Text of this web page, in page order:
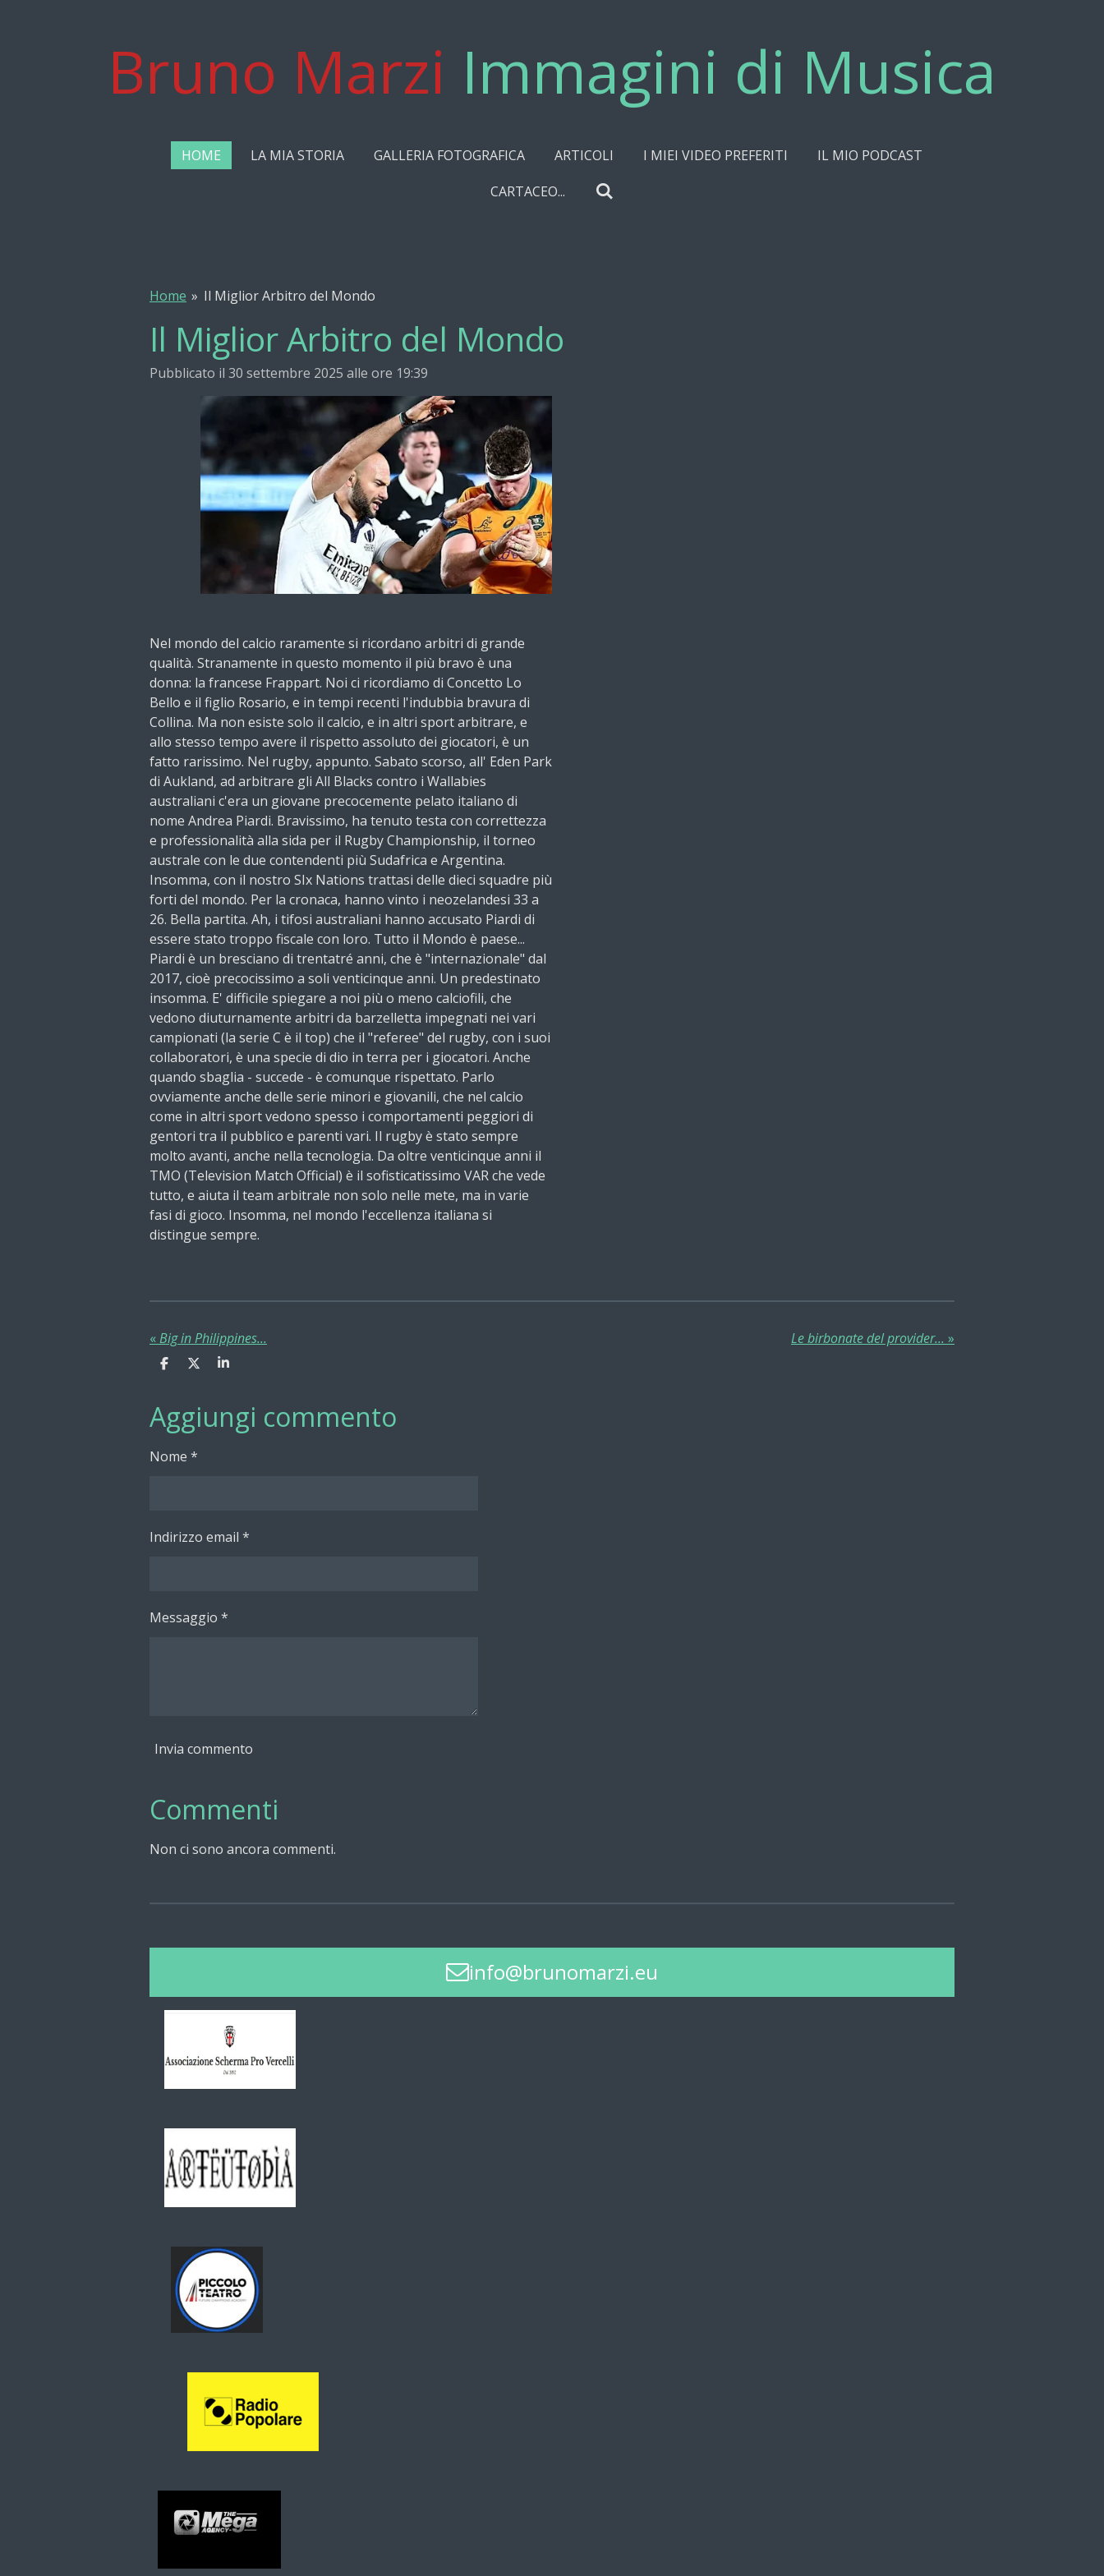
Bruno Marzi Immagini di Musica
HOME LA MIA STORIA GALLERIA FOTOGRAFICA ARTICOLI I MIEI VIDEO PREFERITI
IL MIO PODCAST
CARTACEO...
Home » Il Miglior Arbitro del Mondo
Il Miglior Arbitro del Mondo
Pubblicato il 30 settembre 2025 alle ore 19:39
Nel mondo del calcio raramente si ricordano arbitri di grande
qualità. Stranamente in questo momento il più bravo è una
donna: la francese Frappart. Noi ci ricordiamo di Concetto Lo
Bello e il figlio Rosario, e in tempi recenti l'indubbia bravura di
Collina. Ma non esiste solo il calcio, e in altri sport arbitrare, e
allo stesso tempo avere il rispetto assoluto dei giocatori, è un
fatto rarissimo. Nel rugby, appunto. Sabato scorso, all' Eden Park
di Aukland, ad arbitrare gli All Blacks contro i Wallabies
australiani c'era un giovane precocemente pelato italiano di
nome Andrea Piardi. Bravissimo, ha tenuto testa con correttezza
e professionalità alla sida per il Rugby Championship, il torneo
australe con le due contendenti più Sudafrica e Argentina.
Insomma, con il nostro SIx Nations trattasi delle dieci squadre più
forti del mondo. Per la cronaca, hanno vinto i neozelandesi 33 a
26. Bella partita. Ah, i tifosi australiani hanno accusato Piardi di
essere stato troppo fiscale con loro. Tutto il Mondo è paese...
Piardi è un bresciano di trentatré anni, che è "internazionale" dal
2017, cioè precocissimo a soli venticinque anni. Un predestinato
insomma. E' difficile spiegare a noi più o meno calciofili, che
vedono diuturnamente arbitri da barzelletta impegnati nei vari
campionati (la serie C è il top) che il "referee" del rugby, con i suoi
collaboratori, è una specie di dio in terra per i giocatori. Anche
quando sbaglia - succede - è comunque rispettato. Parlo
ovviamente anche delle serie minori e giovanili, che nel calcio
come in altri sport vedono spesso i comportamenti peggiori di
gentori tra il pubblico e parenti vari. Il rugby è stato sempre
molto avanti, anche nella tecnologia. Da oltre venticinque anni il
TMO (Television Match Official) è il sofisticatissimo VAR che vede
tutto, e aiuta il team arbitrale non solo nelle mete, ma in varie
fasi di gioco. Insomma, nel mondo l'eccellenza italiana si
distingue sempre.
«Big in Philippines... Le birbonate del provider... »
C
i
v
d
C
d
i
v
d
C
i
Aggiungi commento
Nome *
Indirizzo email *
Messaggio *
Invia commento
Commenti
Non ci sono ancora commenti.
info@brunomarzi.eu